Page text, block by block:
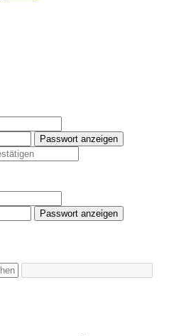
Passwort anzeigen
Passwort anzeigen